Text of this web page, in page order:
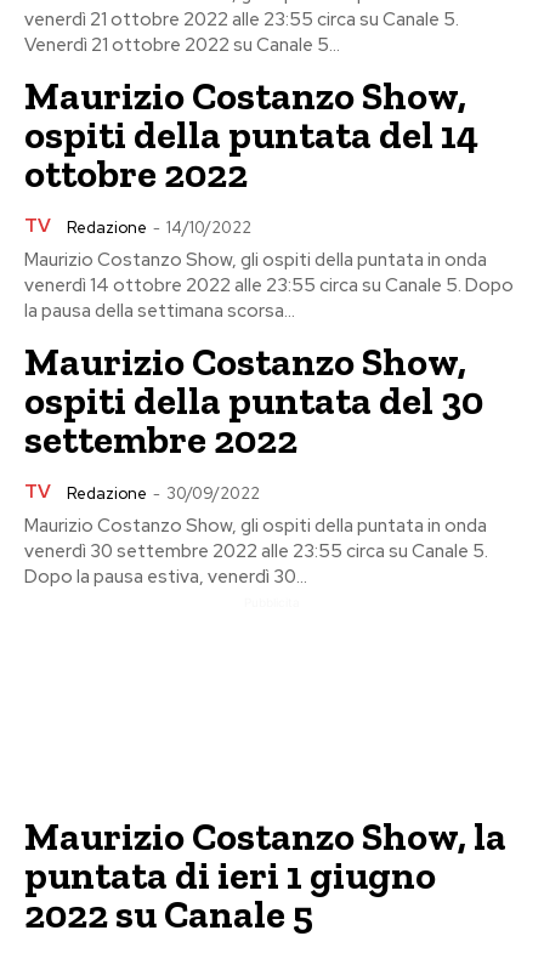
venerdì 21 ottobre 2022 alle 23:55 circa su Canale 5.
Venerdì 21 ottobre 2022 su Canale 5...
Maurizio Costanzo Show,
ospiti della puntata del 14
ottobre 2022
TV Redazione - 14/10/2022
Maurizio Costanzo Show, gli ospiti della puntata in onda
venerdì 14 ottobre 2022 alle 23:55 circa su Canale 5. Dopo
la pausa della settimana scorsa...
Maurizio Costanzo Show,
ospiti della puntata del 30
settembre 2022
TV Redazione - 30/09/2022
Maurizio Costanzo Show, gli ospiti della puntata in onda
venerdì 30 settembre 2022 alle 23:55 circa su Canale 5.
Dopo la pausa estiva, venerdì 30...
Maurizio Costanzo Show, la
puntata di ieri 1 giugno
2022 su Canale 5